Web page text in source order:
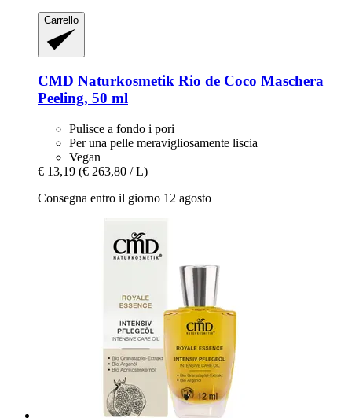
Carrello
CMD Naturkosmetik Rio de Coco Maschera
Peeling, 50 ml
Pulisce a fondo i pori
Per una pelle meravigliosamente liscia
Vegan
€ 13,19 (€ 263,80 / L)
Consegna entro il giorno 12 agosto